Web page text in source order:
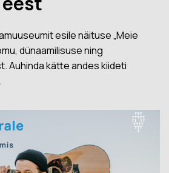
esile näituse „Meie
dünaamilisuse ning
Auhinda kätte andes kiideti